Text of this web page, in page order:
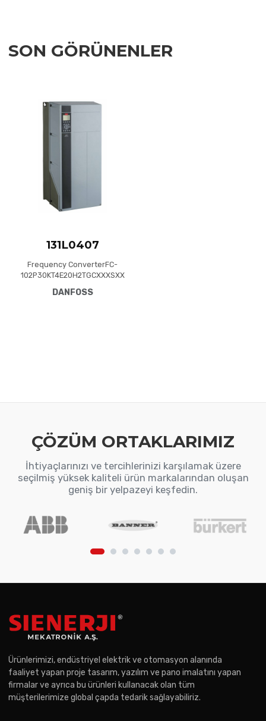
SON GÖRÜNENLER
131L0407
Frequency ConverterFC-
102P30KT4E20H2TGCXXXSXX
Drive FC-102(P30K) 30 KW /
DANFOSS
ÇÖZÜM ORTAKLARIMIZ
İhtiyaçlarınızı ve tercihlerinizi karşılamak üzere
seçilmiş yüksek kaliteli ürün markalarından oluşan
geniş bir yelpazeyi keşfedin.
Ürünlerimizi, endüstriyel elektrik ve otomasyon alanında
faaliyet yapan proje tasarım, yazılım ve pano imalatını yapan
firmalar ve ayrıca bu ürünleri kullanacak olan tüm
müşterilerimize global çapda tedarik sağlayabiliriz.